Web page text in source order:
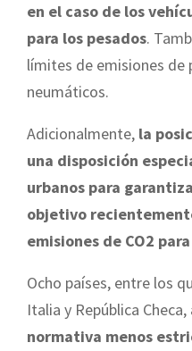
en el caso de los
para los pesados.
límites de emisiones de
neumáticos.
Adicionalmente, la
una disposición
urbanos para
objetivo
emisiones de CO2
Ocho países, entre los
Italia y República Checa,
normativa menos